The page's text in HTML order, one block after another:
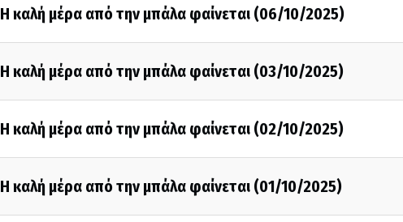
Η καλή μέρα από την μπάλα φαίνεται (06/10/2025)
Η καλή μέρα από την μπάλα φαίνεται (03/10/2025)
Η καλή μέρα από την μπάλα φαίνεται (02/10/2025)
Η καλή μέρα από την μπάλα φαίνεται (01/10/2025)